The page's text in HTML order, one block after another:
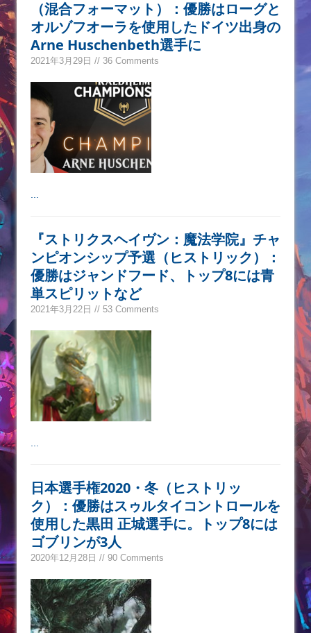
（混合フォーマット）：優勝はローグと
オルゾフオーラを使用したドイツ出身の
Arne Huschenbeth選手に
2021年3月29日 // 36 Comments
『ストリクスヘイヴン：魔法学院』チャ
ンピオンシップ予選（ヒストリック）：
優勝はジャンドフード、トップ8には青
単スピリットなど
2021年3月22日 // 53 Comments
日本選手権2020・冬（ヒストリッ
ク）：優勝はスゥルタイコントロールを
使用した黒田 正城選手に。トップ8には
ゴブリンが3人
2020年12月28日 // 90 Comments